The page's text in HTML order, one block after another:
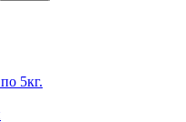
5кг.